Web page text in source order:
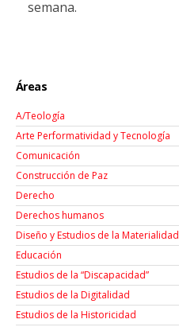
semana.
Áreas
A/Teología
Arte Performatividad y Tecnología
Comunicación
Construcción de Paz
Derecho
Derechos humanos
Diseño y Estudios de la Materialidad
Educación
Estudios de la “Discapacidad”
Estudios de la Digitalidad
Estudios de la Historicidad